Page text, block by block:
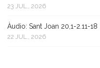
23 JUL., 2026
Àudio: Sant Joan 20,1-2.11-18
22 JUL., 2026